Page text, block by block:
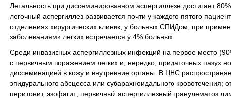
Летальность при диссеминированном аспергиллезе достигает
легочный аспергиллез развивается почти у каждого пятого
отделениях хирургических клиник, у больных СПИДом, при
заболеваниями легких встречается у 4% больных.
Среди инвазивных аспергиллезных инфекций на первое место
с первичным поражением легких и, нередко, придаточных пазух
диссеминацией в кожу и внутренние органы. В ЦНС
эпидурального абсцесса или субарахноидального кровотечения;
перитонит, эзофагит; первичный аспергиллезный гранулематоз